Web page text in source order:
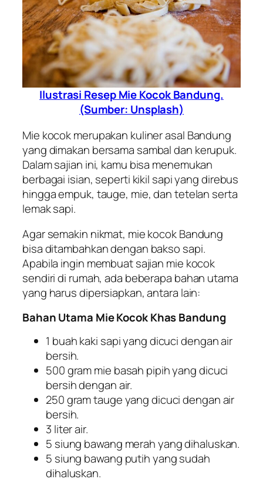
Ilustrasi Resep Mie Kocok Bandung.
(Sumber: Unsplash)
Mie kocok merupakan kuliner asal Bandung
yang dimakan bersama sambal dan kerupuk.
Dalam sajian ini, kamu bisa menemukan
berbagai isian, seperti kikil sapi yang direbus
hingga empuk, tauge, mie, dan tetelan serta
lemak sapi.
Agar semakin nikmat, mie kocok Bandung
bisa ditambahkan dengan bakso sapi.
Apabila ingin membuat sajian mie kocok
sendiri di rumah, ada beberapa bahan utama
yang harus dipersiapkan, antara lain:
Bahan Utama Mie Kocok Khas Bandung
1 buah kaki sapi yang dicuci dengan air
bersih.
500 gram mie basah pipih yang dicuci
bersih dengan air.
250 gram tauge yang dicuci dengan air
bersih.
3 liter air.
5 siung bawang merah yang dihaluskan.
5 siung bawang putih yang sudah
dihaluskan.